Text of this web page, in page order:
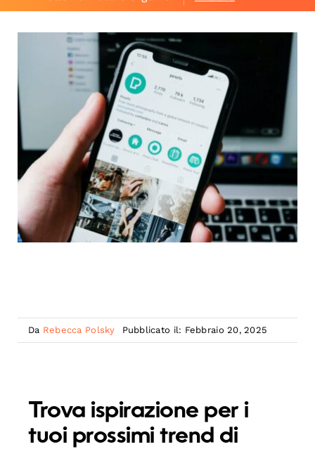
Da Rebecca Polsky Pubblicato il: Febbraio 20, 2025
Trova ispirazione per i
tuoi prossimi trend di